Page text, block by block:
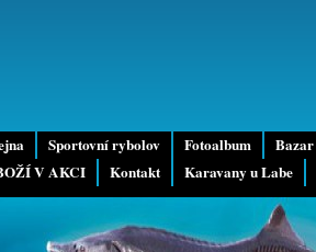
Sportovní rybolov Fotoalbum Bazar
V AKCI Kontakt Karavany u Labe